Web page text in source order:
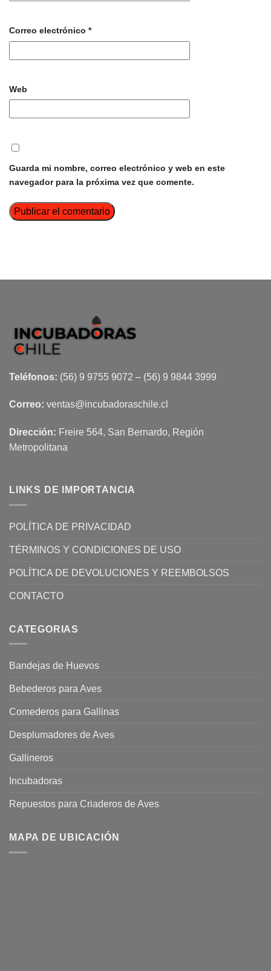
Correo electrónico *
Web
Guarda mi nombre, correo electrónico y web en este
navegador para la próxima vez que comente.
Teléfonos: (56) 9 9755 9072 – (56) 9 9844 3999
Correo: ventas@incubadoraschile.cl
Dirección: Freire 564, San Bernardo, Región
Metropolitana
LINKS DE IMPORTANCIA
POLÍTICA DE PRIVACIDAD
TÉRMINOS Y CONDICIONES DE USO
POLÍTICA DE DEVOLUCIONES Y REEMBOLSOS
CONTACTO
CATEGORIAS
Bandejas de Huevos
Bebederos para Aves
Comederos para Gallinas
Desplumadores de Aves
Gallineros
Incubadoras
Repuestos para Criaderos de Aves
MAPA DE UBICACIÓN